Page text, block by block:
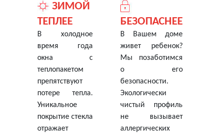
ЗИМОЙ
ТЕПЛЕЕ
В холодное
время года
окна с
теплопакетом
препятствуют
потере тепла.
Уникальное
покрытие стекла
отражает
БЕЗОПАСНЕЕ
В Вашем доме
живет ребенок?
Мы позаботимся
о его
безопасности.
Экологически
чистый профиль
не вызывает
аллергических